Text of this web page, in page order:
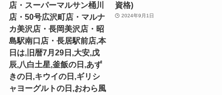
店・スーパーマルサン桶川
店・50号広沢町店・マルナ
カ美沢店・長岡美沢店・昭
島駅南口店・長居駅前店,本
日は,旧暦7月29日,大安,戊
辰,八白土星,釜飯の日,あず
きの日,キウイの日,ギリシ
ャヨーグルトの日,おわら風
資格)
2024年9月1日